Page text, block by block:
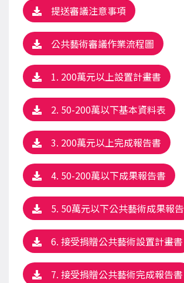
提送審議注意事項
公共藝術審議作業流程圖
1. 200萬元以上設置計畫書
2. 50-200萬以下基本資料表
3. 200萬元以上完成報告書
4. 50-200萬以下成果報告書
5. 50萬元以下公共藝術成果報告
6. 接受捐贈公共藝術設置計畫書
7. 接受捐贈公共藝術完成報告書